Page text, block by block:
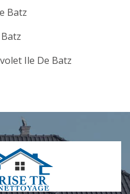
Batz
Ile De Batz